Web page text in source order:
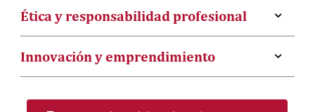
profesionales. Busca, de manera permanente,
contextos y modalidades, y se muestra
Utiliza el lenguaje verbal y no verbal para
interactuar de manera efectiva en diversos
contextos inclusivos, multiculturales y
Ética y responsabilidad profesional
Actúa con ética y responsabilidad en los
diferentes contextos académicos, de práctica
Innovación y emprendimiento